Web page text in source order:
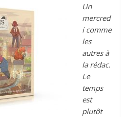
Un
mercred
i comme
les
autres à
la rédac.
Le
temps
est
plutôt